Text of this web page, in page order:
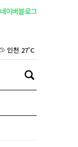
네이버블로그
인천 27˚C
광주 26˚C